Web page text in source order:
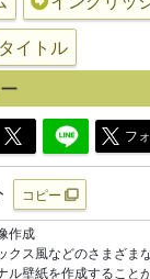
タイトル
フ
コピー